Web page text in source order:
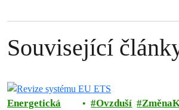
Související
Energetická
Ovzduší